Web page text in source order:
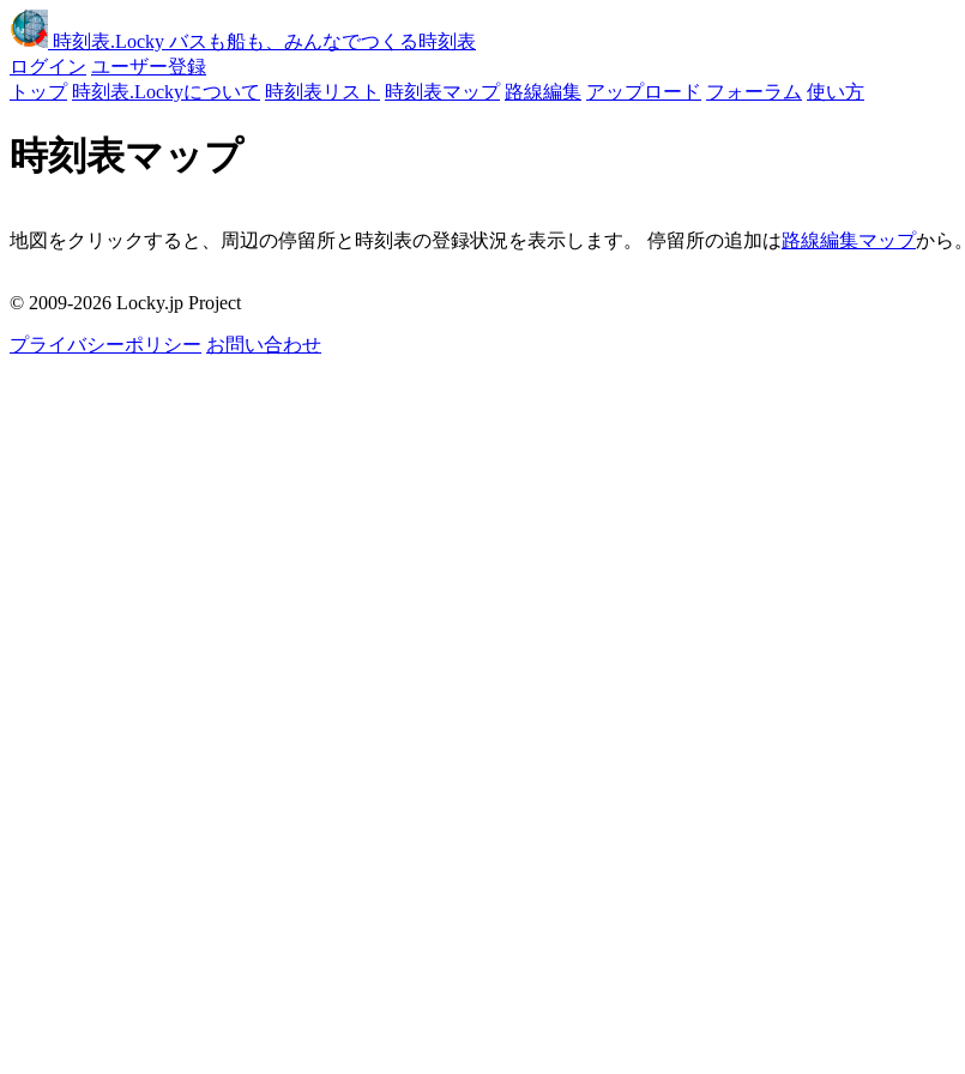
時刻表.Locky バスも船も、みんなでつくる時刻表
ログイン ユーザー登録
トップ 時刻表.Lockyについて 時刻表リスト 時刻表マップ 路線編集 アップロード フォーラム 使い方
時刻表マップ
地図をクリックすると、周辺の停留所と時刻表の登録状況を表示します。 停留所の追加は路線編集マップから。
周辺の停留所
© 2009-2026 Locky.jp Project
プライバシーポリシー お問い合わせ